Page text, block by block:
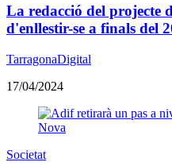
La redacció del projecte
d'enllestir-se a finals del
TarragonaDigital
17/04/2024
Societat